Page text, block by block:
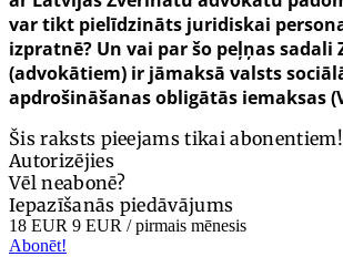
var tikt pielīdzināts juridiskai
izpratnē? Un vai par šo peļņas sadali
(advokātiem) ir jāmaksā valsts
apdrošināšanas obligātās iemaksas
Šis raksts pieejams tikai abonentiem!
Autorizējies
Vēl neabonē?
Iepazīšanās piedāvājums
18 EUR 9 EUR / pirmais mēnesis
Abonēt!